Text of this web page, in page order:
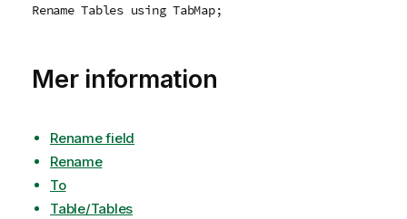
Rename Tables using TabMap;
Mer information
Rename field
Rename
To
Table/Tables